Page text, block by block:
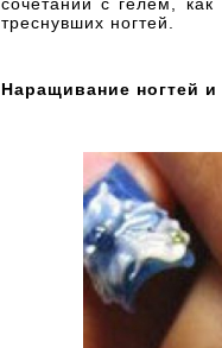
сочетании с гелем,
треснувших ногтей.
Наращивание ногтей и